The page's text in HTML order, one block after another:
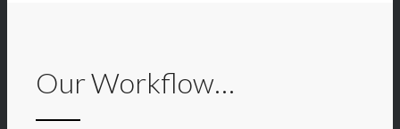
Our Workflow…